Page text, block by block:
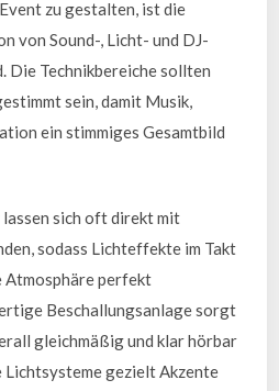
zu gestalten, ist die
von Sound-, Licht- und DJ-
Die Technikbereiche sollten
sein, damit Musik,
ein stimmiges Gesamtbild
sich oft direkt mit
sodass Lichteffekte im Takt
Atmosphäre perfekt
Beschallungsanlage sorgt
gleichmäßig und klar hörbar
gezielt Akzente